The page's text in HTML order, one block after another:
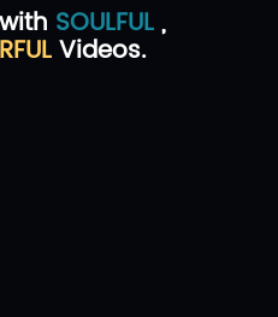
SOULFUL,
Videos.